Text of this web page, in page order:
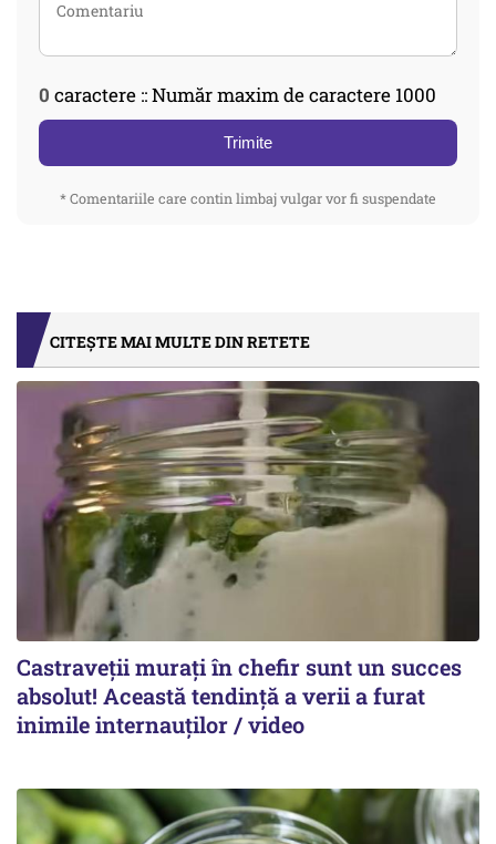
0 caractere :: Număr maxim de caractere 1000
Trimite
* Comentariile care contin limbaj vulgar vor fi suspendate
CITEȘTE MAI MULTE DIN RETETE
Castraveții murați în chefir sunt un succes
absolut! Această tendință a verii a furat
inimile internauților / video